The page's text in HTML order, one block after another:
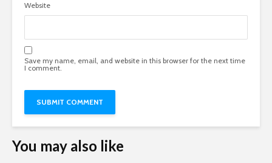
Website
Save my name, email, and website in this browser for the next time
I comment.
You may also like